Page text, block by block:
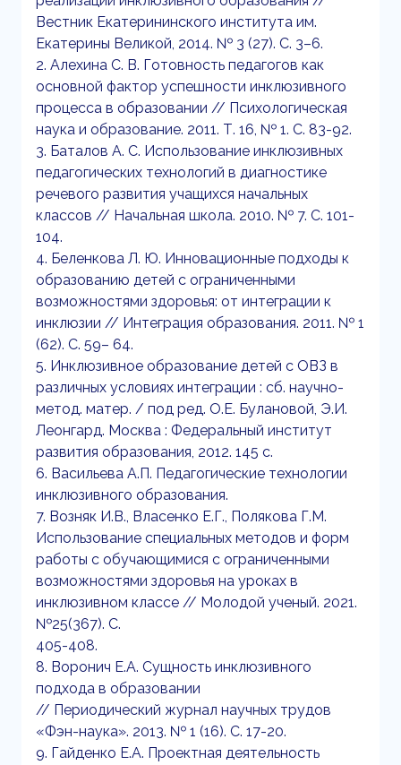
Вестник Екатерининского института им.
Екатерины Великой, 2014. № 3 (27). С. 3–6.
2. Алехина С. В. Готовность педагогов как
основной фактор успешности инклюзивного
процесса в образовании // Психологическая
наука и образование. 2011. Т. 16, № 1. С. 83-92.
3. Баталов А. С. Использование инклюзивных
педагогических технологий в диагностике
речевого развития учащихся начальных
классов // Начальная школа. 2010. № 7. С. 101-
104.
4. Беленкова Л. Ю. Инновационные подходы к
образованию детей с ограниченными
возможностями здоровья: от интеграции к
инклюзии // Интеграция образования. 2011. № 1
(62). С. 59– 64.
5. Инклюзивное образование детей с ОВЗ в
различных условиях интеграции : сб. научно-
метод. матер. / под ред. О.Е. Булановой, Э.И.
Леонгард. Москва : Федеральный институт
развития образования, 2012. 145 с.
6. Васильева А.П. Педагогические технологии
инклюзивного образования.
7. Возняк И.В., Власенко Е.Г., Полякова Г.М.
Использование специальных методов и форм
работы с обучающимися с ограниченными
возможностями здоровья на уроках в
инклюзивном классе // Молодой ученый. 2021.
№25(367). С.
405-408.
8. Воронич Е.А. Сущность инклюзивного
подхода в образовании
// Периодический журнал научных трудов
«Фэн-наука». 2013. № 1 (16). С. 17-20.
9. Гайденко Е.А. Проектная деятельность